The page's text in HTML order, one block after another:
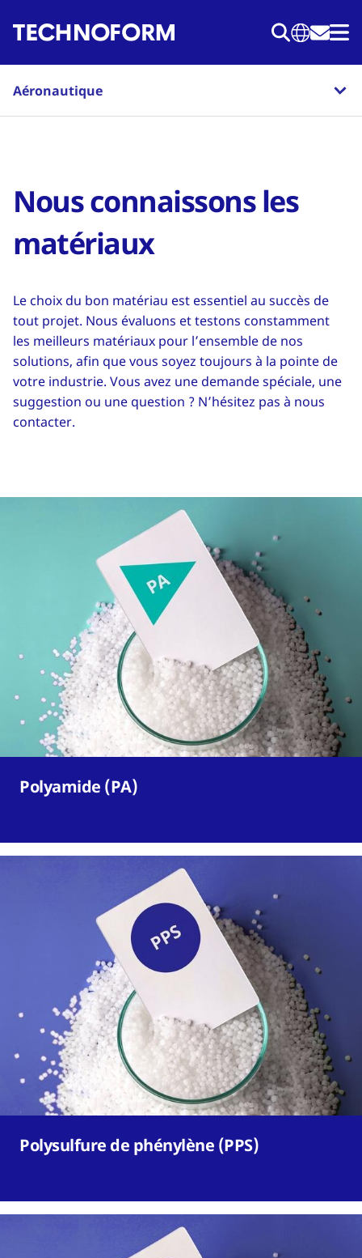
au
Aéronautique
Nous connaissons les
matériaux
Le choix du bon matériau est essentiel au succès de
tout projet. Nous évaluons et testons constamment
les meilleurs matériaux pour l’ensemble de nos
solutions, afin que vous soyez toujours à la pointe de
votre industrie. Vous avez une demande spéciale, une
suggestion ou une question ? N’hésitez pas à nous
contacter.
Polyamide (PA)
Polysulfure de phénylène (PPS)